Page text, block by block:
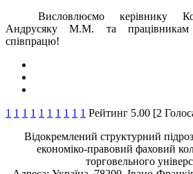
Висловлюємо керівнику
Андрусяку М.М. та
співпрацю!
1 1 1 1 1 1 1 1 1 1 Рейтинг 5.00 [2
Відокремлений структурний
економіко-правовий фаховий
торговельного